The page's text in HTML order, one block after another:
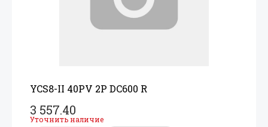
YCS8-II 40PV 2P DC600 R
3 557.40
Уточнить наличие